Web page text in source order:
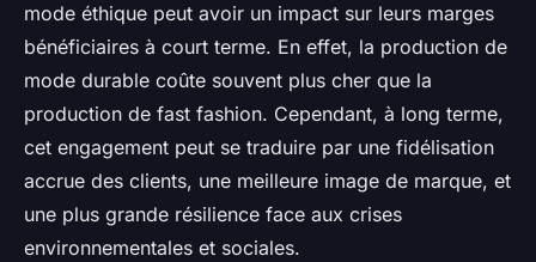
mode éthique peut avoir un impact sur leurs marges
bénéficiaires à court terme. En effet, la production de
mode durable coûte souvent plus cher que la
production de fast fashion. Cependant, à long terme,
cet engagement peut se traduire par une fidélisation
accrue des clients, une meilleure image de marque, et
une plus grande résilience face aux crises
environnementales et sociales.